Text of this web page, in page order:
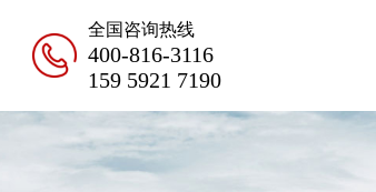
全国咨询热线
400-816-3116
159 5921 7190